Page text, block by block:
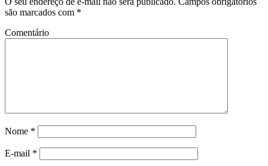
são marcados com *
Comentário
Nome *
E-mail *